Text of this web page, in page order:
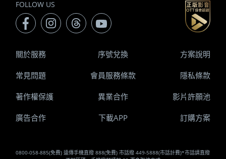
FOLLOW US
0800-058-885(免費) 遠傳手機直撥 888(免費) 市話撥 449-5888(市話計費)*市話請直撥
關於服務 序號兌換 方案說明
常見問題 會員服務條款 隱私條款
著作權保護 異業合作 影片許願池
廣告合作 下載APP 訂購方案